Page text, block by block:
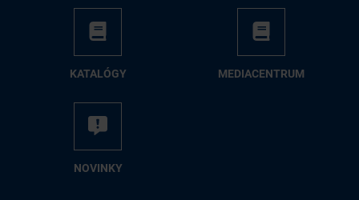
KA­TA­LÓ­GY ME­DIA­CEN­TRUM
NO­VIN­KY